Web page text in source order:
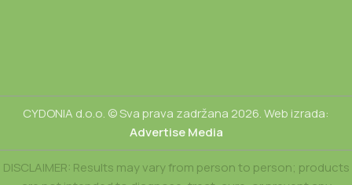
CYDONIA d.o.o. © Sva prava zadržana 2026. Web izrada:
Advertise Media
DISCLAIMER: Results may vary from person to person; products